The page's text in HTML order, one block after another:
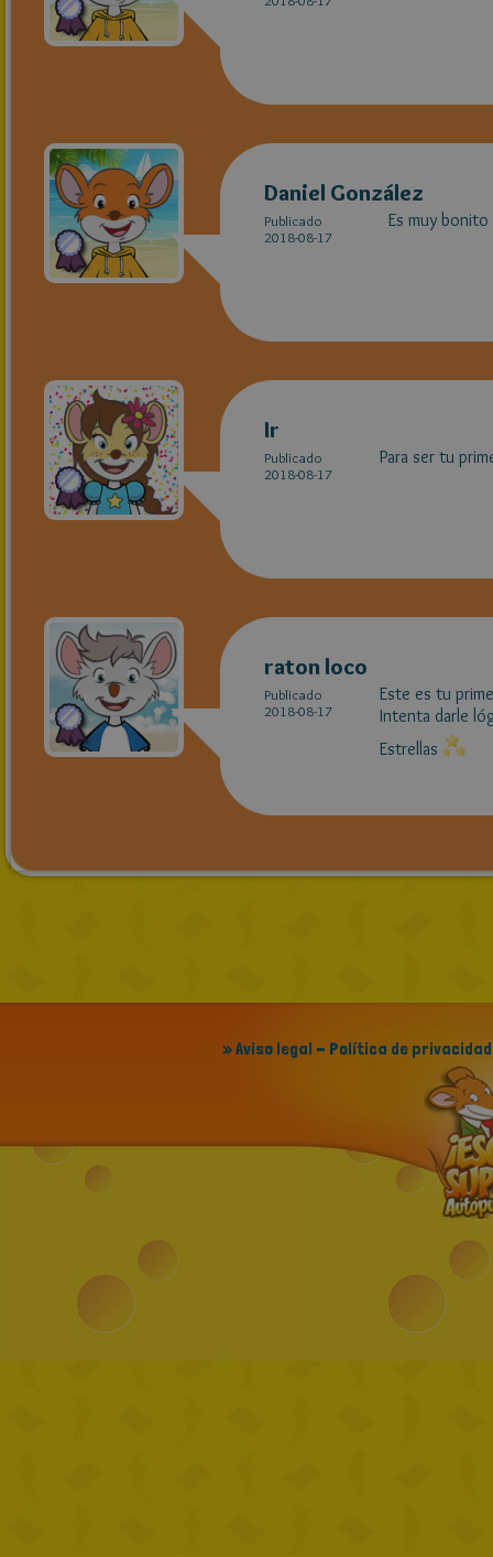
Daniel González
Publicado
2018-08-17
Es muy
Ir
Publicado
2018-08-17
Para ser tu
raton loco
Publicado
2018-08-17
Este es tu
Intenta darle
Estrellas
» Aviso legal - Política de privacidad